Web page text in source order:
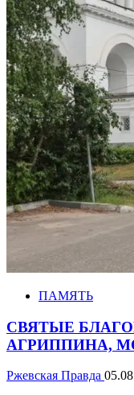
ПАМЯТЬ
СВЯТЫЕ
АГРИППИНА,
Ржевская Правда